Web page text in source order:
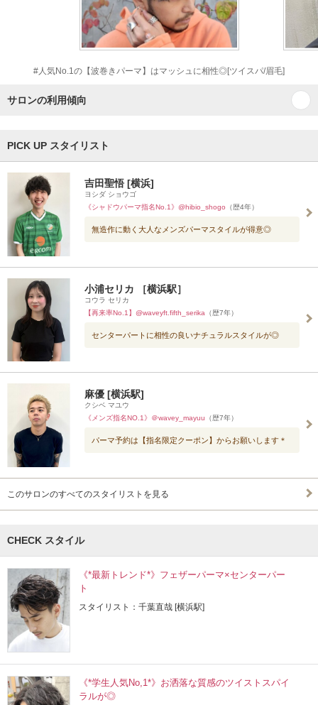
#人気No.1の【波巻きパーマ】はマッシュに相性◎[ツイスパ/眉毛]
サロンの利用傾向
PICK UP スタイリスト
吉田聖悟 [横浜]
ヨシダ ショウゴ
《シャドウパーマ指名No.1》@hibio_shogo （歴4年）
無造作に動く大人なメンズパーマスタイルが得意◎
小浦セリカ ［横浜駅］
コウラ セリカ
【再来率No.1】@waveyft.fifth_serika （歴7年）
センターパートに相性の良いナチュラルスタイルが◎
麻優 [横浜駅]
クシベ マユウ
《メンズ指名NO.1》＠wavey_mayuu （歴7年）
パーマ予約は【指名限定クーポン】からお願いします＊
このサロンのすべてのスタイリストを見る
CHECK スタイル
《*最新トレンド*》フェザーパーマ×センターパー
ト
スタイリスト：千葉直哉 [横浜駅]
《*学生人気No,1*》お洒落な質感のツイストスパイ
ラルが◎